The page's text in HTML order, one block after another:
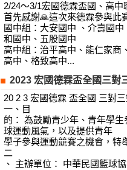
2/24～3/1宏國德霖盃國、高中
首先感謝🙏這次來德霖參與此
國中組：大安國中 、介壽國
和國中、五股國中
高中組：治平高中、能仁家商
高中、格致高中...
2023 宏國德霖盃全國三對
20 2 3 宏國德霖 盃全國 三對
一、目
的： 為鼓勵青少年、青年學
球運動風氣，以及提供青年
學子參與運動競賽之機會，特
二
、 主辦單位： 中華民國籃球